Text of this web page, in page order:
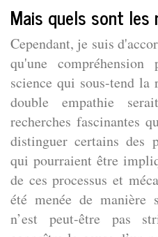
Mais quels sont les
Cependant, je suis
qu'une
science qui sous-tend
double empathie
recherches fascinantes
distinguer certains des
qui pourraient être
de ces processus et
été menée de manière
n’est peut-être pas